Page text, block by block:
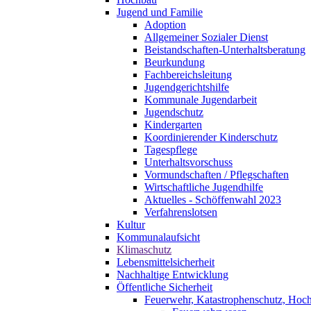
Jugend und Familie
Adoption
Allgemeiner Sozialer Dienst
Beistandschaften-Unterhaltsberatung
Beurkundung
Fachbereichsleitung
Jugendgerichtshilfe
Kommunale Jugendarbeit
Jugendschutz
Kindergarten
Koordinierender Kinderschutz
Tagespflege
Unterhaltsvorschuss
Vormundschaften / Pflegschaften
Wirtschaftliche Jugendhilfe
Aktuelles - Schöffenwahl 2023
Verfahrenslotsen
Kultur
Kommunalaufsicht
Klimaschutz
Lebensmittelsicherheit
Nachhaltige Entwicklung
Öffentliche Sicherheit
Feuerwehr, Katastrophenschutz,